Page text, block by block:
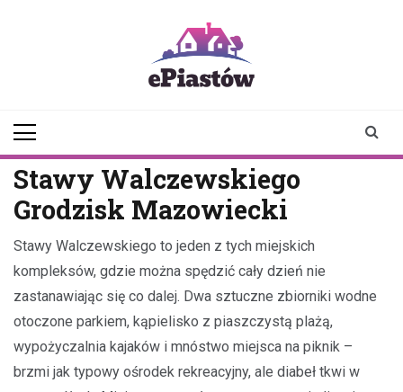
Stawy Walczewskiego
Grodzisk Mazowiecki
Stawy Walczewskiego to jeden z tych miejskich
kompleksów, gdzie można spędzić cały dzień nie
zastanawiając się co dalej. Dwa sztuczne zbiorniki wodne
otoczone parkiem, kąpielisko z piaszczystą plażą,
wypożyczalnia kajaków i mnóstwo miejsca na piknik –
brzmi jak typowy ośrodek rekreacyjny, ale diabeł tkwi w